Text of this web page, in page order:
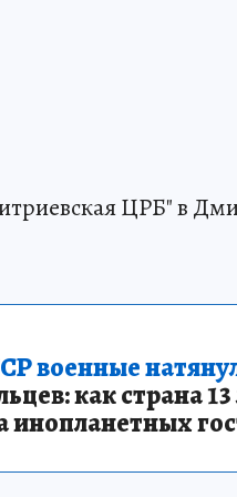
ЦРБ" в
военные
как страна
инопланетных